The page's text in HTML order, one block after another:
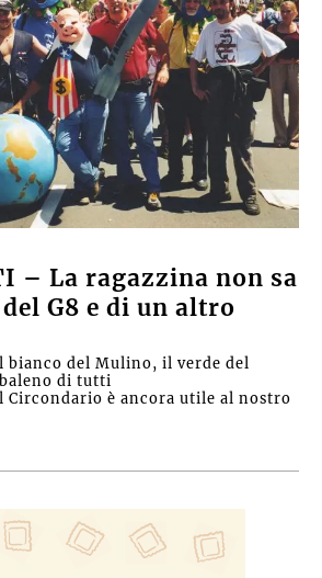
– La ragazzina non sa
G8 e di un altro
bianco del Mulino, il verde del
di tutti
Circondario è ancora utile al nostro